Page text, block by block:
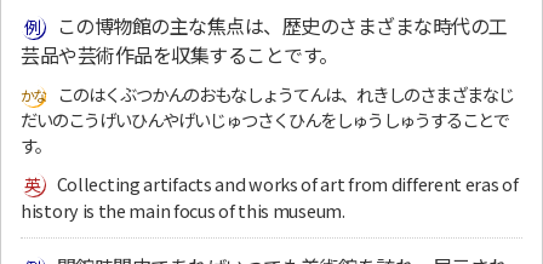
この博物館の主な焦点は、歴史のさまざまな時代の工
芸品や芸術作品を収集することです。
このはくぶつかんのおもなしょうてんは、れきしのさまざまなじ
だいのこうげいひんやげいじゅつさくひんをしゅうしゅうすることで
す。
Collecting artifacts and works of art from different eras of
history is the main focus of this museum.